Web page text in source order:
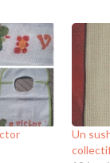
Un